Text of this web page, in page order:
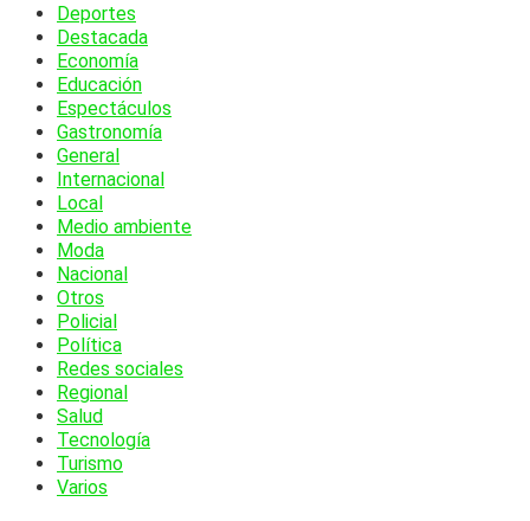
Deportes
Destacada
Economía
Educación
Espectáculos
Gastronomía
General
Internacional
Local
Medio ambiente
Moda
Nacional
Otros
Policial
Política
Redes sociales
Regional
Salud
Tecnología
Turismo
Varios